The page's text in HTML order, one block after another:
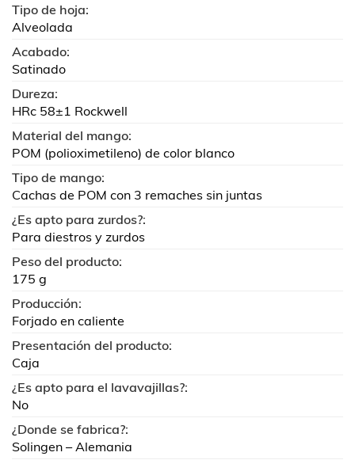
Tipo de hoja:
Alveolada
Acabado:
Satinado
Dureza:
HRc 58±1 Rockwell
Material del mango:
POM (polioximetileno) de color blanco
Tipo de mango:
Cachas de POM con 3 remaches sin juntas
¿Es apto para zurdos?:
Para diestros y zurdos
Peso del producto:
175 g
Producción:
Forjado en caliente
Presentación del producto:
Caja
¿Es apto para el lavavajillas?:
No
¿Donde se fabrica?:
Solingen – Alemania